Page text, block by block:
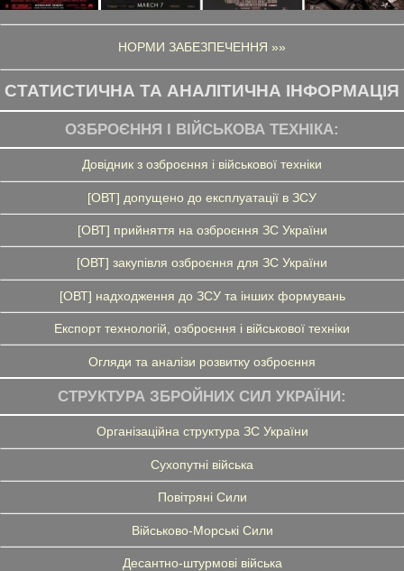
НОРМИ ЗАБЕЗПЕЧЕННЯ »»
СТАТИСТИЧНА ТА АНАЛІТИЧНА ІНФОРМАЦІЯ
ОЗБРОЄННЯ І ВІЙСЬКОВА ТЕХНІКА:
Довідник з озброєння і військової техніки
[ОВТ] допущено до експлуатації в ЗСУ
[ОВТ] прийняття на озброєння ЗС України
[ОВТ] закупівля озброєння для ЗС України
[ОВТ] надходження до ЗСУ та інших формувань
Експорт технологій, озброєння і військової техніки
Огляди та аналізи розвитку озброєння
СТРУКТУРА ЗБРОЙНИХ СИЛ УКРАЇНИ:
Організаційна структура ЗС України
Сухопутні війська
Повітряні Сили
Військово-Морські Сили
Десантно-штурмові війська